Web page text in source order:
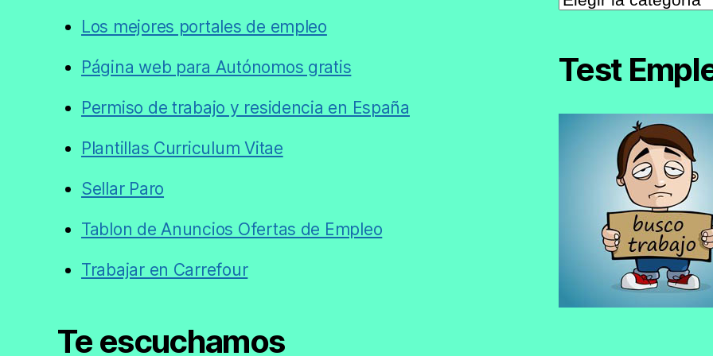
Los mejores portales de empleo
Página web para Autónomos gratis
Permiso de trabajo y residencia en España
Plantillas Curriculum Vitae
Sellar Paro
Tablon de Anuncios Ofertas de Empleo
Trabajar en Carrefour
Te escuchamos
de
Test